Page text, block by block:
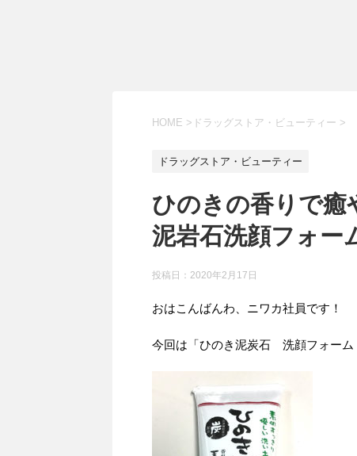
HOME > ドラッグストア・ビューティー >
ドラッグストア・ビューティー
ひのきの香りで癒
泥岩石洗顔フォー
投稿日： 2020年2月17日
おはこんばんわ、ニワカ社員です！
今回は「ひのき泥炭石 洗顔フォー